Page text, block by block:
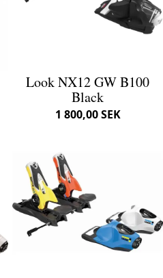
Look NX12 GW B100
Black
1 800,00 SEK